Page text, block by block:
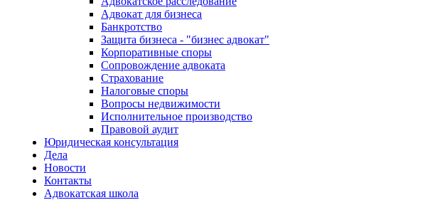
Адвокат для бизнеса
Банкротство
Защита бизнеса - "бизнес адвокат"
Корпоративные споры
Сопровождение адвоката
Страхование
Налоговые споры
Вопросы недвижимости
Исполнительное производство
Правовой аудит
Юридическая консультация
Дела
Новости
Контакты
Адвокатская школа